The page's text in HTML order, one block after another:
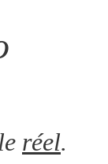
réel.